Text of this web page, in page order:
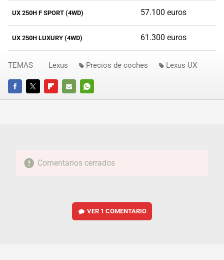
UX 250H F SPORT (4WD) 57.100 euros
UX 250H LUXURY (4WD) 61.300 euros
FACEBOOKTWITTERFLIPBOARD
E-
WHATSAPP
TEMAS Lexus Precios de coches Lexus UX
Comentarios cerrados
VER 1 COMENTARIO